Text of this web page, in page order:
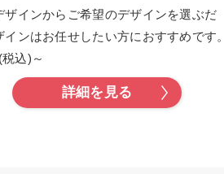
ザインからご希望のデザインを選ぶだ
インはお任せしたい方におすすめです。
込)～
詳細を見る